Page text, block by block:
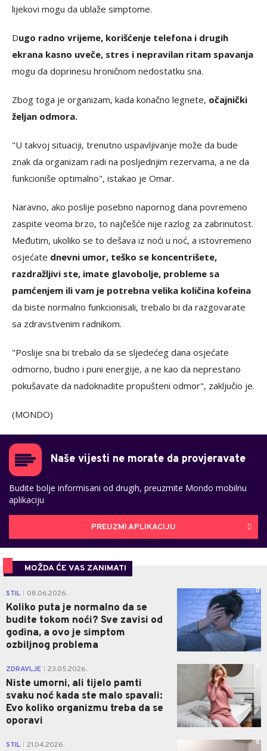
lijekovi mogu da ublaže simptome.
Dugo radno vrijeme, korišćenje telefona i drugih
ekrana kasno uveče, stres i nepravilan ritam spavanja
mogu da doprinesu hroničnom nedostatku sna.
Zbog toga je organizam, kada konačno legnete, očajnički
željan odmora.
"U takvoj situaciji, trenutno uspavljivanje može da bude
znak da organizam radi na posljednjim rezervama, a ne da
funkcioniše optimalno", istakao je Omar.
Naravno, ako poslije posebno napornog dana povremeno
zaspite veoma brzo, to najčešće nije razlog za zabrinutost.
Međutim, ukoliko se to dešava iz noći u noć, a istovremeno
osjećate dnevni umor, teško se koncentrišete,
razdražljivi ste, imate glavobolje, probleme sa
pamćenjem ili vam je potrebna velika količina kofeina
da biste normalno funkcionisali, trebalo bi da razgovarate
sa zdravstvenim radnikom.
"Poslije sna bi trebalo da se sljedećeg dana osjećate
odmorno, budno i puni energije, a ne kao da neprestano
pokušavate da nadoknadite propušteni odmor", zaključio je.
(MONDO)
Naše vijesti ne morate da provjeravate
Budite bolje informisani od drugih, preuzmite Mondo mobilnu
aplikaciju
PREUZMI APLIKACIJU
MOŽDA ĆE VAS ZANIMATI
STIL 08.06.2026.
Koliko puta je normalno da se
budite tokom noći? Sve zavisi od
godina, a ovo je simptom
ozbiljnog problema
0
ZDRAVLJE 23.05.2026.
Niste umorni, ali tijelo pamti
svaku noć kada ste malo spavali:
Evo koliko organizmu treba da se
oporavi
0
STIL 21.04.2026. 0